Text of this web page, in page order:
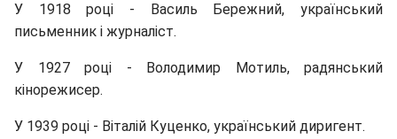
У 1918 році - Василь Бережний, український
письменник і журналіст.
У 1927 році - Володимир Мотиль, радянський
кінорежисер.
У 1939 році - Віталій Куценко, український диригент.